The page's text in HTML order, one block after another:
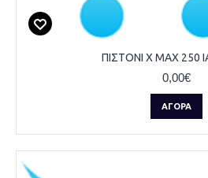
ΠΙΣΤΟΝΙ X MAX 250
0,00€
ΑΓΟΡΆ